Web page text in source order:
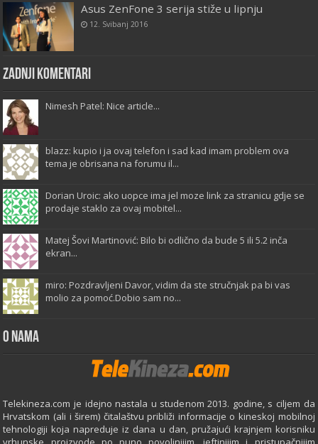
Asus ZenFone 3 serija stiže u lipnju
12. Svibanj 2016
Zadnji komentari
Nimesh Patel: Nice article...
blazz: kupio i ja ovaj telefon i sad kad imam problem ova
tema je obrisana na forumu il...
Dorian Uroic: ako uopce ima jel moze link za stranicu gdje se
prodaje staklo za ovaj mobitel...
Matej Šovi Martinović: Bilo bi odlično da bude 5 ili 5.2 inča
ekran...
miro: Pozdravljeni Davor, vidim da ste stručnjak pa bi vas
molio za pomoć.Dobio sam no...
O Nama
Telekineza.com je idejno nastala u studenom 2013. godine, s ciljem da
Hrvatskom (ali i širem) čitalaštvu približi informacije o kineskoj mobilnoj
tehnologiji koja napreduje iz dana u dan, pružajući krajnjem korisniku